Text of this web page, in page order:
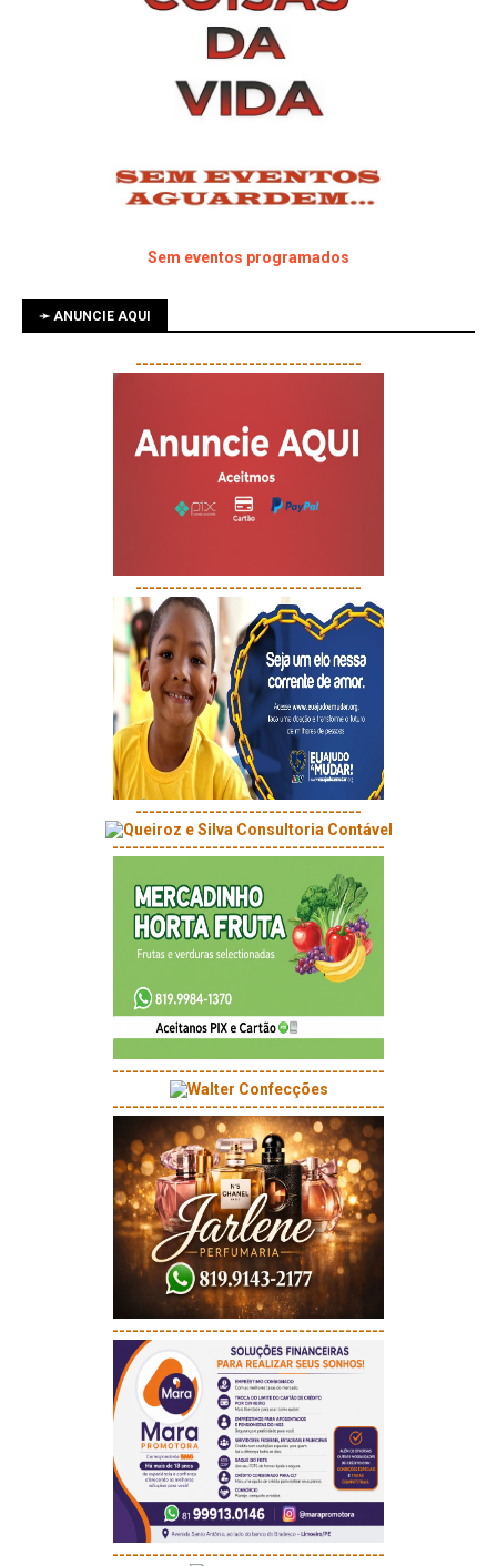
Sem eventos programados
➛ ANUNCIE AQUI
----------------------------------
----------------------------------
----------------------------------
-----------------------------------------
-----------------------------------------
-----------------------------------------
-----------------------------------------
-----------------------------------------